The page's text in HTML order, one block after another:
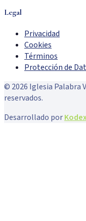
Legal
Privacidad
Cookies
Términos
Protección de
© 2026 Iglesia Palabra
reservados.
Desarrollado por